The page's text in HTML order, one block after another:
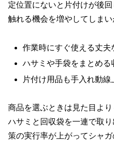
定位置にないと片付けが後
触れる機会を増やしてしまい
作業時にすぐ使える丈夫
ハサミや手袋をまとめる
片付け用品も手入れ動
商品を選ぶときは見た目よ
ハサミと回収袋を一連で取
策の実行率が上がってシャ